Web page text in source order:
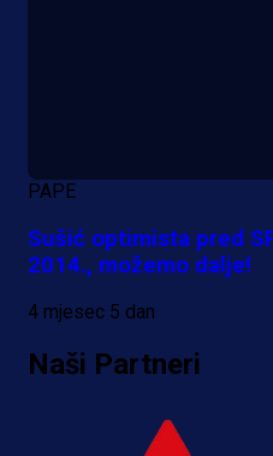
PAPE
Sušić optimista pred
2014., možemo dalje!
4 mjesec 5 dan
Naši Partneri